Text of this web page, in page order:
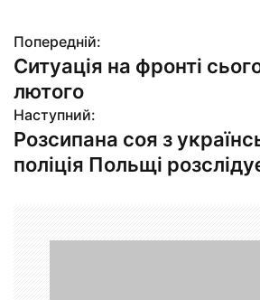
Н
а
в
і
Попередній:
Ситуація на фронті
лютого
Наступний:
Розсипана соя з
поліція Польщі